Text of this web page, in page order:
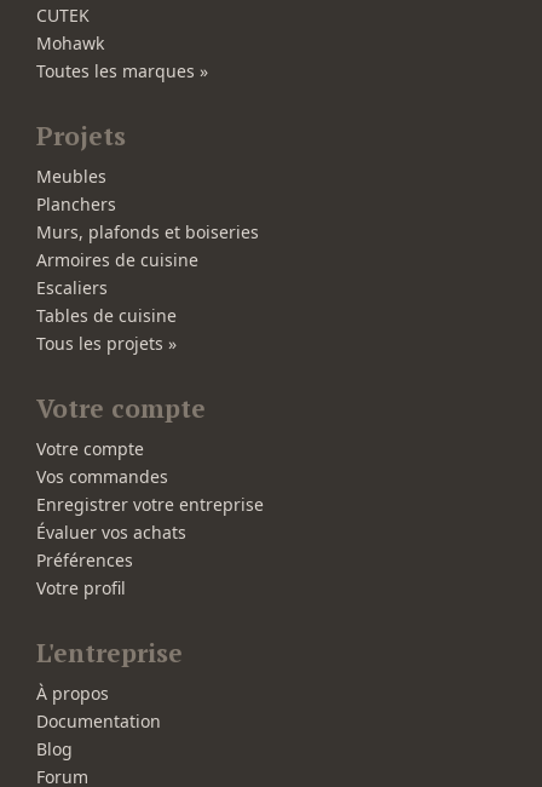
CUTEK
Mohawk
Toutes les marques »
Projets
Meubles
Planchers
Murs, plafonds et boiseries
Armoires de cuisine
Escaliers
Tables de cuisine
Tous les projets »
Votre compte
Votre compte
Vos commandes
Enregistrer votre entreprise
Évaluer vos achats
Préférences
Votre profil
L'entreprise
À propos
Documentation
Blog
Forum